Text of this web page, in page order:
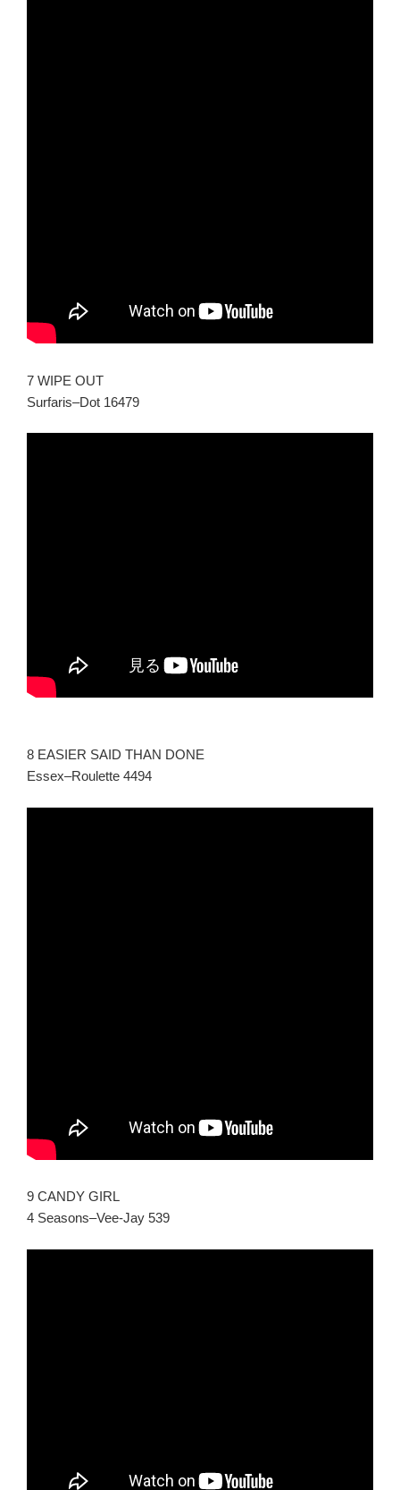
7 WIPE OUT
Surfaris–Dot 16479
8 EASIER SAID THAN DONE
Essex–Roulette 4494
9 CANDY GIRL
4 Seasons–Vee-Jay 539